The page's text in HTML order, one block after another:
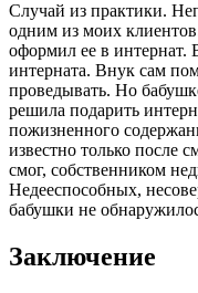
Случай из практики.
одним из моих
оформил ее в интернат.
интерната. Внук сам
проведывать. Но
решила подарить
пожизненного
известно только после
смог, собственником
Недееспособных,
бабушки не
Заключение